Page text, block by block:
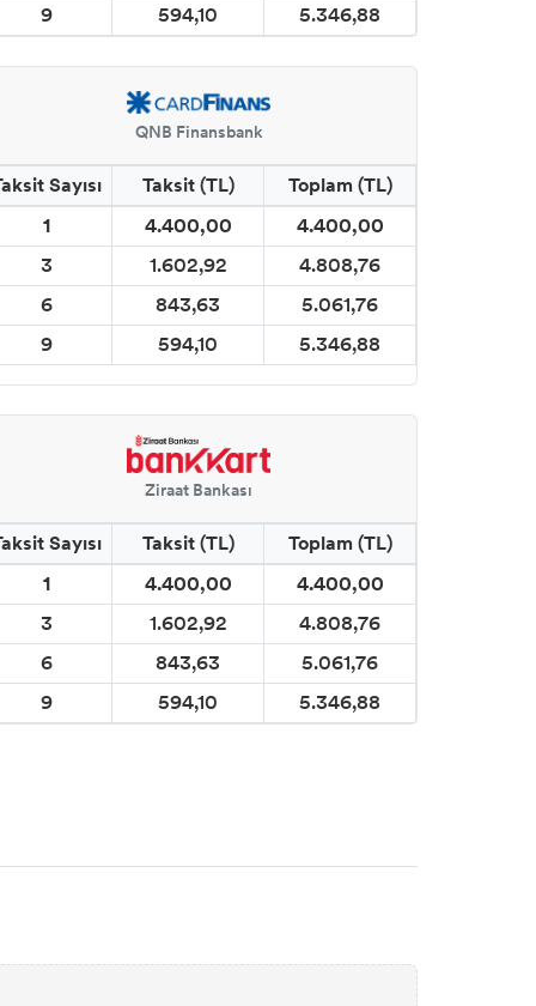
9
594,10 5.346,88
QNB Finansbank
Sayısı Taksit (TL)
Toplam (TL)
1
4.400,00
4.400,00
3
1.602,92
4.808,76
6
843,63
5.061,76
9
594,10 5.346,88
Ziraat Bankası
Sayısı Taksit (TL)
Toplam (TL)
1
4.400,00
4.400,00
3
1.602,92
4.808,76
6
843,63
5.061,76
9
594,10 5.346,88